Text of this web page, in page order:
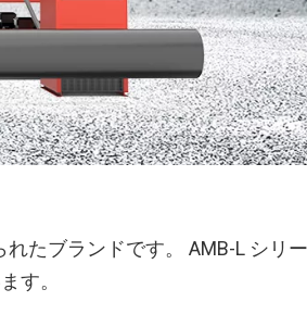
たブランドです。 AMB-L シリ
す。